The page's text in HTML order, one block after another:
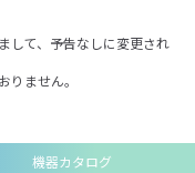
して、予告なしに変更され
りません。
機器カタログ